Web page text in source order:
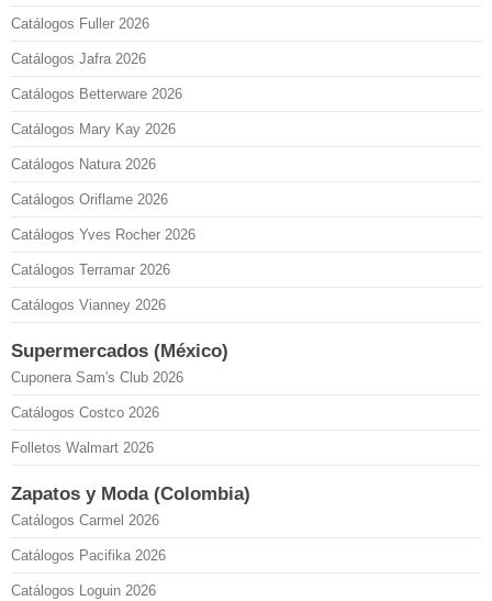
Catálogos Fuller 2026
Catálogos Jafra 2026
Catálogos Betterware 2026
Catálogos Mary Kay 2026
Catálogos Natura 2026
Catálogos Oriflame 2026
Catálogos Yves Rocher 2026
Catálogos Terramar 2026
Catálogos Vianney 2026
Supermercados (México)
Cuponera Sam's Club 2026
Catálogos Costco 2026
Folletos Walmart 2026
Zapatos y Moda (Colombia)
Catálogos Carmel 2026
Catálogos Pacifika 2026
Catálogos Loguin 2026